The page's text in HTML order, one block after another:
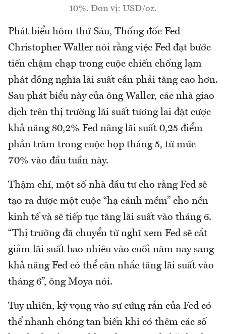
10%. Đơn vị: USD/oz.
Phát biểu hôm thứ Sáu, Thống đốc Fed
Christopher Waller nói rằng việc Fed đạt bước
tiến chậm chạp trong cuộc chiến chống lạm
phát đồng nghĩa lãi suất cần phải tăng cao hơn.
Sau phát biểu này của ông Waller, các nhà giao
dịch trên thị trường lãi suất tương lai đặt cược
khả năng 80,2% Fed nâng lãi suất 0,25 điểm
phần trăm trong cuộc họp tháng 5, từ mức
70% vào đầu tuần này.
Thậm chí, một số nhà đầu tư cho rằng Fed sẽ
tạo ra được một cuộc “hạ cánh mềm” cho nền
kinh tế và sẽ tiếp tục tăng lãi suất vào tháng 6.
“Thị trường đã chuyển từ nghĩ xem Fed sẽ cắt
giảm lãi suất bao nhiêu vào cuối năm nay sang
khả năng Fed có thể cân nhắc tăng lãi suất vào
tháng 6”, ông Moya nói.
Tuy nhiên, kỳ vọng vào sự cứng rắn của Fed có
thể nhanh chóng tan biến khi có thêm các số